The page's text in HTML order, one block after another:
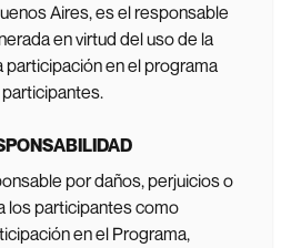
Aires, es el responsable
en virtud del uso de la
participación en el programa
por daños, perjuicios o
los participantes como
en el Programa,